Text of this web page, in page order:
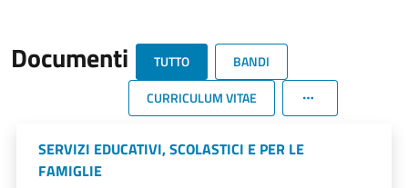
Documenti TUTTO
BANDI
CURRICULUM VITAE
SERVIZI EDUCATIVI, SCOLASTICI E PER LE
FAMIGLIE